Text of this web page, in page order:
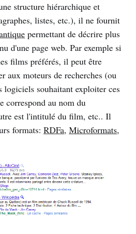
structure hiérarchique et
listes, etc.), il ne fournit
permettant de décrire plus
d'une page web. Par exemple si
films préférés, il peut être
aux moteurs de recherches (ou
logiciels souhaitant exploiter ces
correspond au nom du
est l'intitulé du film, etc.. Il
formats: RDFa, Microformats,